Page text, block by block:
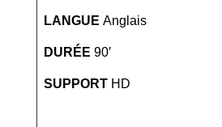
LANGUE Anglais
DURÉE 90′
SUPPORT HD